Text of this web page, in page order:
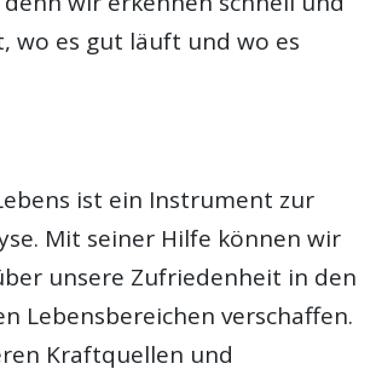
wo es gut läuft und wo es
ist ein Instrument zur
Mit seiner Hilfe können wir
unsere Zufriedenheit in den
Lebensbereichen verschaffen.
Kraftquellen und